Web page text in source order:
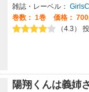
雑誌・レーベル：
巻数： 1巻
価格：
（4.3）
陽翔くんは義姉